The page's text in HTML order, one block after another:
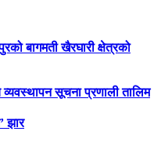
बागमती खैरघारी क्षेत्रको
सूचना प्रणाली तालिम
झार